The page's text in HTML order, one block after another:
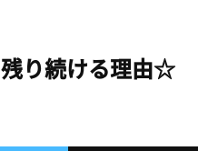
り続ける理由☆